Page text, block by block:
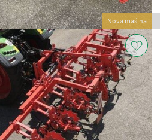
Nova mašina